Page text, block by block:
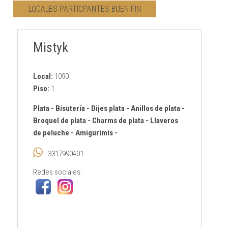
CONTACTO
LOCALES PARTICPANTES BUEN FIN
Mistyk
Local: 1090
Piso: 1
Plata- Bisutería- Dijes plata- Anillos de plata-
Broquel de plata- Charms de plata- Llaveros
de peluche - Amigurimis-
3317990401
Redes sociales: